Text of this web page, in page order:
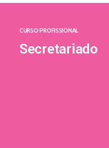
CURSO PROFISSIONAL
Secretariado